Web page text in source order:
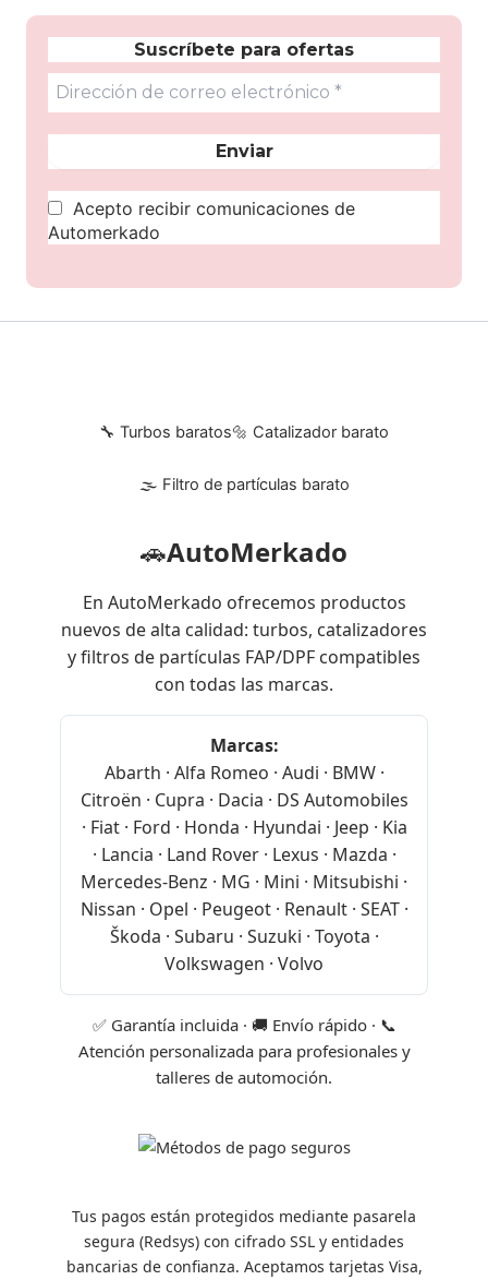
Suscríbete para ofertas
Acepto recibir comunicaciones de
Automerkado
🔧 Turbos baratos🔩 Catalizador barato
🌫 Filtro de partículas barato
🚗AutoMerkado
En AutoMerkado ofrecemos productos
nuevos de alta calidad: turbos, catalizadores
y filtros de partículas FAP/DPF compatibles
con todas las marcas.
Marcas:
Abarth · Alfa Romeo · Audi · BMW ·
Citroën · Cupra · Dacia · DS Automobiles
· Fiat · Ford · Honda · Hyundai · Jeep · Kia
· Lancia · Land Rover · Lexus · Mazda ·
Mercedes-Benz · MG · Mini · Mitsubishi ·
Nissan · Opel · Peugeot · Renault · SEAT ·
Škoda · Subaru · Suzuki · Toyota ·
Volkswagen · Volvo
✅ Garantía incluida · 🚚 Envío rápido · 📞
Atención personalizada para profesionales y
talleres de automoción.
Tus pagos están protegidos mediante pasarela
segura (Redsys) con cifrado SSL y entidades
bancarias de confianza. Aceptamos tarjetas Visa,